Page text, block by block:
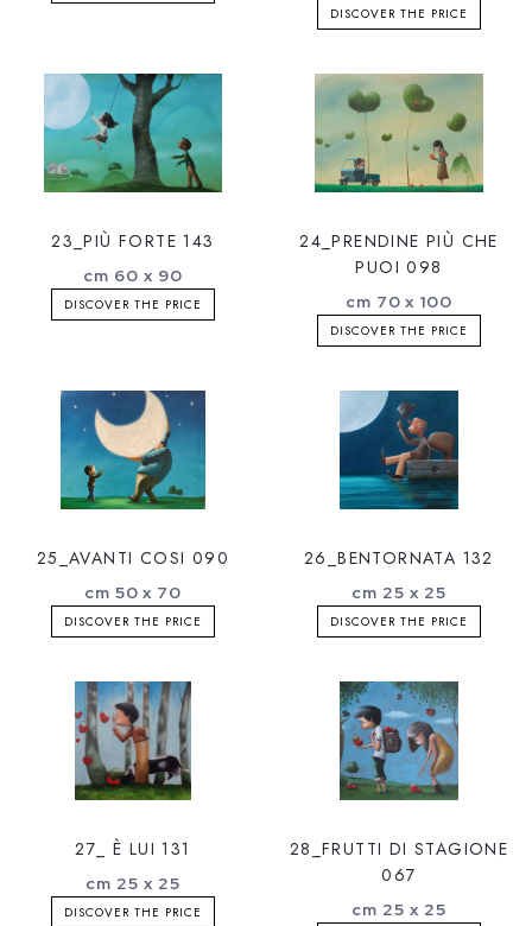
DISCOVER THE PRICE
23_PIÙ FORTE 143
cm 60 x 90
DISCOVER THE PRICE
24_PRENDINE PIÙ CHE
PUOI 098
cm 70 x 100
DISCOVER THE PRICE
25_AVANTI COSI 090
cm 50 x 70
DISCOVER THE PRICE
26_BENTORNATA 132
cm 25 x 25
DISCOVER THE PRICE
27_ È LUI 131
cm 25 x 25
DISCOVER THE PRICE
28_FRUTTI DI STAGIONE
067
cm 25 x 25